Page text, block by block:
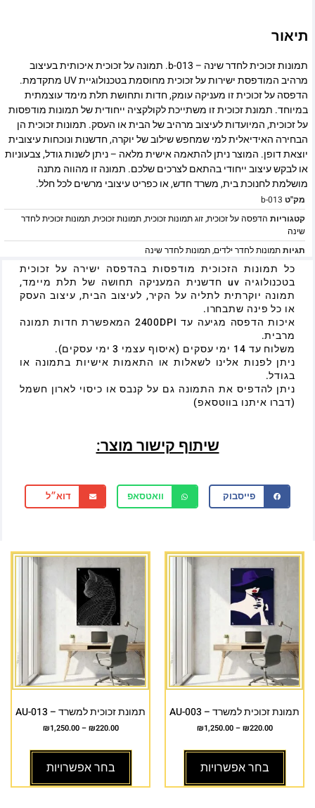
תיאור
תמונות זכוכית לחדר שינה – b-013. תמונה על זכוכית איכותית בעיצוב
מרהיב המודפסת ישירות על זכוכית מחוסמת בטכנולוגיית UV מתקדמת.
הדפסה על זכוכית זו מעניקה עומק, חדות ותחושת תלת מימד עוצמתית
במיוחד. תמונת זכוכית זו משתייכת לקולקציה ייחודית של תמונות מודפסות
על זכוכית, המיועדות לעיצוב מרהיב של הבית או העסק. תמונות זכוכית הן
הבחירה האידיאלית למי שמחפש שילוב של יוקרה, חדשנות ונוכחות עיצובית
יוצאת דופן. המוצר ניתן להתאמה אישית מלאה – ניתן לשנות גודל, צבעוניות
או לבקש עיצוב ייחודי בהתאם לצרכים שלכם. תמונה זו מהווה מתנה
מושלמת לחנוכת בית, משרד חדש, או כפריט עיצובי מרשים לכל חלל.
מק"ט b-013
קטגוריות הדפסה על זכוכית,זוג תמונות זכוכית,תמונות זכוכית,תמונות זכוכית לחדר
שינה
תגיותתמונות לחדר ילדים,תמונות לחדר שינה
כל תמונות הזכוכית מודפסות בהדפסה ישירה על זכוכית
בטכנולוגיה uv חדשנית המעניקה תחושה של תלת מיימד,
תמונה יוקרתית לתליה על הקיר, לעיצוב הבית, עיצוב העסק
או כל פינה שתבחרו.
איכות הדפסה מגיעה עד 2400DPI המאפשרת חדות תמונה
מרבית.
משלוח עד 14 ימי עסקים (איסוף עצמי 3 ימי עסקים).
ניתן לפנות אלינו לשאלות או התאמות אישיות בתמונה או
בגודל.
ניתן להדפיס את התמונה גם על קנבס או כיסוי לארון חשמל
(דברו איתנו בווטסאפ)
שיתוף קישור מוצר:
פייסבוק וואטסאפ דוא״ל
תמונת זכוכית למשרד – AU-003
₪220.00
–
₪1,250.00
בחר אפשרויות
תמונת זכוכית למשרד – AU-013
₪220.00
–
₪1,250.00
בחר אפשרויות